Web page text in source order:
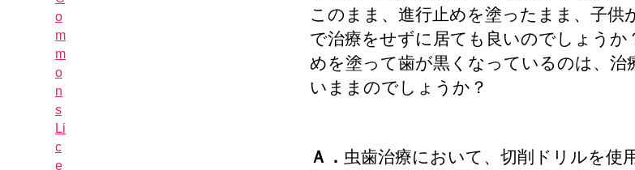
このまま、進行止めを塗ったまま、子供
で治療をせずに居ても良いのでしょうか
めを塗って歯が黒くなっているのは、治
いままのでしょうか？
Ａ． 虫歯治療において、切削ドリルを使